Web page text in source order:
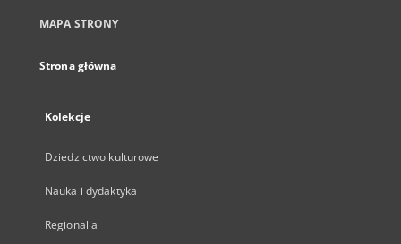
MAPA STRONY
Strona główna
Kolekcje
Dziedzictwo kulturowe
Nauka i dydaktyka
Regionalia